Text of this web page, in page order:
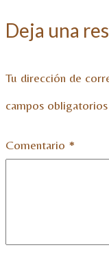
Deja una
Tu dirección de
campos
Comentario *